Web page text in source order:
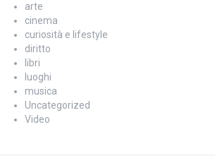
arte
cinema
curiosità e lifestyle
diritto
libri
luoghi
musica
Uncategorized
Video